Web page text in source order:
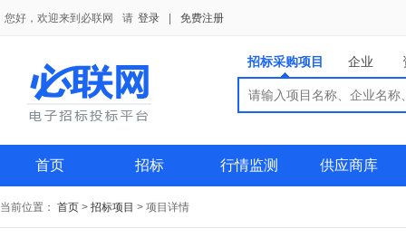
您好，欢迎来到必联网 请 登录 免费注册
招标采购项目 企业
首页 招标 行情监测 供应商库
当前位置： 首页 > 招标项目 > 项目详情